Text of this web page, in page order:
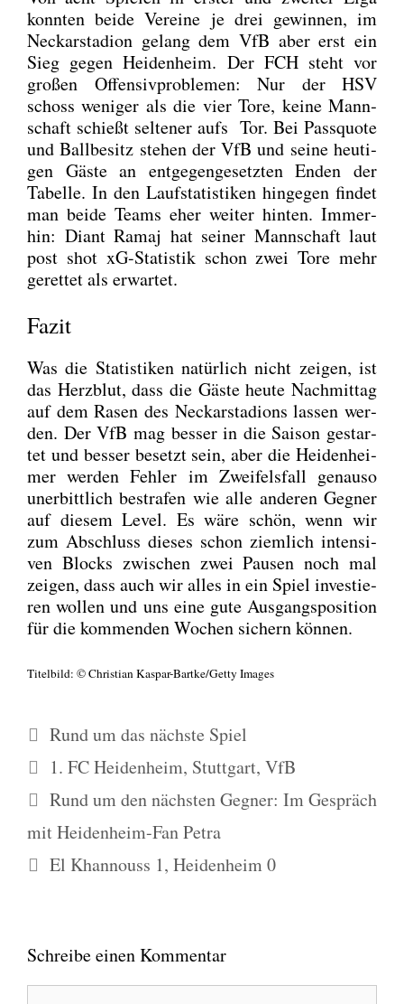
konn­ten bei­de Ver­ei­ne je drei gewin­nen, im
Neckar­sta­di­on gelang dem VfB aber erst ein
Sieg gegen Hei­den­heim. Der FCH steht vor
gro­ßen Offen­siv­pro­ble­men: Nur der HSV
schoss weni­ger als die vier Tore, kei­ne Mann­
schaft schießt sel­te­ner aufs Tor. Bei Pass­quo­te
und Ball­be­sitz ste­hen der VfB und sei­ne heu­ti­
gen Gäs­te an ent­ge­gen­ge­setz­ten Enden der
Tabel­le. In den Lauf­sta­tis­ti­ken hin­ge­gen fin­det
man bei­de Teams eher wei­ter hin­ten. Immer­
hin: Diant Ramaj hat sei­ner Mann­schaft laut
post shot xG-Sta­tis­tik schon zwei Tore mehr
geret­tet als erwar­tet.
Fazit
Was die Sta­tis­ti­ken natür­lich nicht zei­gen, ist
das Herz­blut, dass die Gäs­te heu­te Nach­mit­tag
auf dem Rasen des Neckar­sta­di­ons las­sen wer­
den. Der VfB mag bes­ser in die Sai­son gestar­
tet und bes­ser besetzt sein, aber die Hei­den­hei­
mer wer­den Feh­ler im Zwei­fels­fall genau­so
uner­bitt­lich bestra­fen wie alle ande­ren Geg­ner
auf die­sem Level. Es wäre schön, wenn wir
zum Abschluss die­ses schon ziem­lich inten­si­
ven Blocks zwi­schen zwei Pau­sen noch mal
zei­gen, dass auch wir alles in ein Spiel inves­tie­
ren wol­len und uns eine gute Aus­gangs­po­si­ti­on
für die kom­men­den Wochen sichern kön­nen.
Titel­bild: © Chris­ti­an Kas­par-Bart­ke/­Get­ty Images
Kategorien
Rund um das nächste Spiel
Schlagwörter
1. FC Heidenheim, Stuttgart, VfB
Rund um den nächsten Gegner: Im Gespräch
mit Heidenheim-Fan Petra
El Khannouss 1, Heidenheim 0
Schreibe einen Kommentar
Kommentar